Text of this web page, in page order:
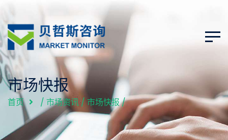
市场快报
首页 / 市场资讯/市场快报/